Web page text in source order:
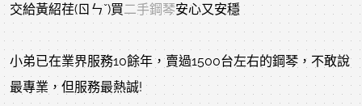
交給黃紹荏(ㄖㄣˇ)買二手鋼琴安心又安穩
小弟已在業界服務10餘年，賣過1500台左右的鋼琴，不敢說
最專業，但服務最熱誠!